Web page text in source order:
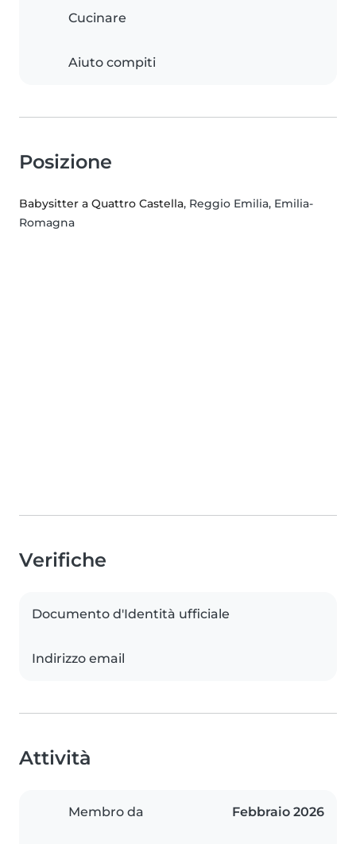
Cucinare
Aiuto compiti
Posizione
Babysitter a Quattro Castella, Reggio Emilia, Emilia-
Romagna
Verifiche
Documento d'Identità ufficiale
Indirizzo email
Attività
Membro da Febbraio 2026